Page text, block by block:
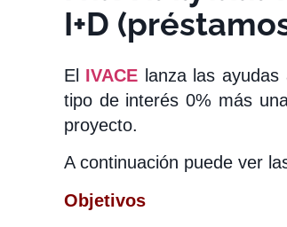
I+D
El IVACE lanza las
tipo de interés 0% más
proyecto.
A continuación puede ver
Objetivos